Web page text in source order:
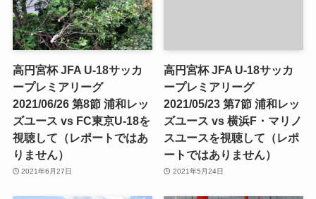
高円宮杯 JFA U-18サッカ
ープレミアリーグ
2021/06/26 第8節 浦和レッ
ズユース vs FC東京U-18を
視聴して（レポートではあ
りません）
2021年6月27日
高円宮杯 JFA U-18サッカ
ープレミアリーグ
2021/05/23 第7節 浦和レッ
ズユース vs 横浜F・マリノ
スユースを視聴して（レポ
ートではありません）
2021年5月24日